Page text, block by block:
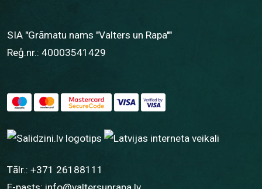
SIA "Grāmatu nams "Valters un Rapa""
Reģ.nr.: 40003541429
Tālr.: +371 26188111